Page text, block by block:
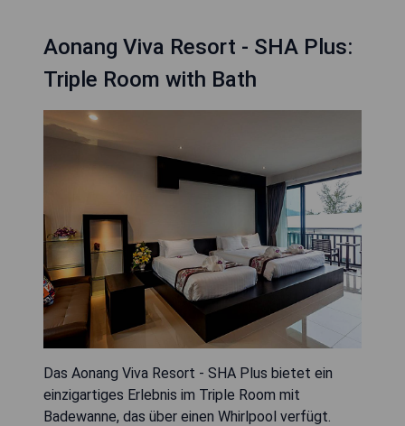
Aonang Viva Resort - SHA Plus:
Triple Room with Bath
Das Aonang Viva Resort - SHA Plus bietet ein
einzigartiges Erlebnis im Triple Room mit
Badewanne, das über einen Whirlpool verfügt.